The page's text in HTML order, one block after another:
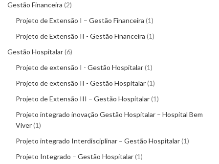
Gestão Financeira 2
Projeto de Extensão I – Gestão Financeira 1
Projeto de Extensão II - Gestão Financeira 1
Gestão Hospitalar 6
Projeto de extensão I - Gestão Hospitalar 1
Projeto de extensão II - Gestão Hospitalar 1
Projeto de Extensão III – Gestão Hospitalar 1
Projeto integrado inovação Gestão Hospitalar – Hospital Bem
Viver 1
Projeto integrado Interdisciplinar – Gestão Hospitalar 1
Projeto Integrado – Gestão Hospitalar 1